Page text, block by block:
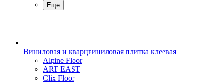
Еще
Виниловая и кварцвиниловая плитка клеевая
Alpine Floor
ART EAST
Clix Floor